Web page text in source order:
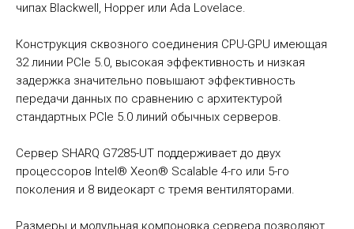
чипах Blackwell, Hopper или Ada Lovelace.
Конструкция сквозного соединения CPU-GPU имеющая
32 линии PCIe 5.0, высокая эффективность и низкая
задержка значительно повышают эффективность
передачи данных по сравнению с архитектурой
стандартных PCIe 5.0 линий обычных серверов.
Сервер SHARQ G7285-UT поддерживает до двух
процессоров Intel® Xeon® Scalable 4-го или 5-го
поколения и 8 видеокарт с тремя вентиляторами.
Размеры и модульная компоновка сервера позволяют